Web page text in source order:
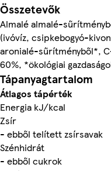
Összetevők
Almalé almalé-
(ivóvíz, csipkebogyó-
aronialé-sűrítményből*,
60%, *ökológiai
Tápanyagtartalom
Átlagos tápérték
Energia kJ/kcal
Zsír
- ebből telített zsírsavak
Szénhidrát
- ebből cukrok